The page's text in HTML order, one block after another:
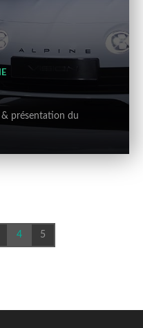
& présentation du
4 5